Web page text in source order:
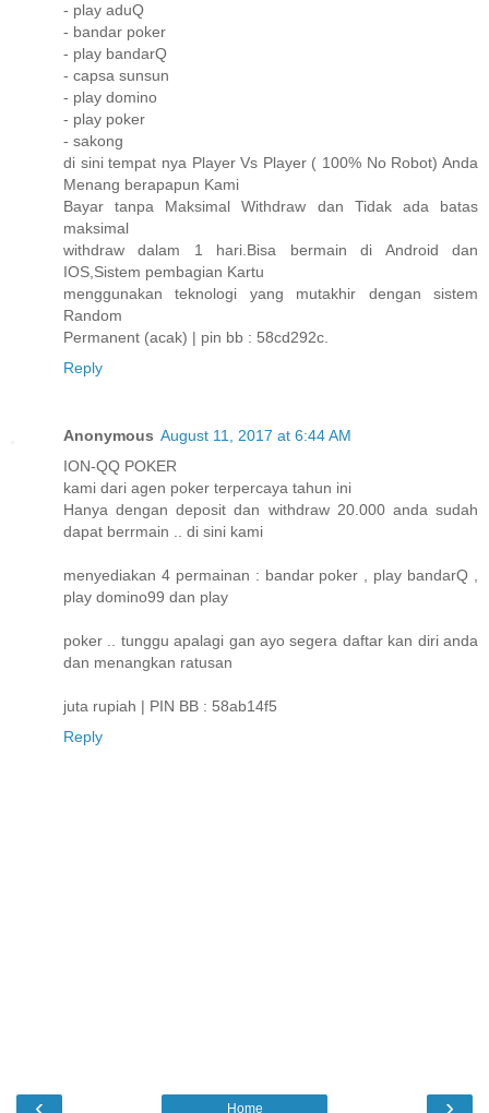
- play aduQ
- bandar poker
- play bandarQ
- capsa sunsun
- play domino
- play poker
- sakong
di sini tempat nya Player Vs Player ( 100% No Robot) Anda
Menang berapapun Kami
Bayar tanpa Maksimal Withdraw dan Tidak ada batas
maksimal
withdraw dalam 1 hari.Bisa bermain di Android dan
IOS,Sistem pembagian Kartu
menggunakan teknologi yang mutakhir dengan sistem
Random
Permanent (acak) | pin bb : 58cd292c.
Reply
Anonymous August 11, 2017 at 6:44 AM
ION-QQ POKER
kami dari agen poker terpercaya tahun ini
Hanya dengan deposit dan withdraw 20.000 anda sudah
dapat berrmain .. di sini kami
menyediakan 4 permainan : bandar poker , play bandarQ ,
play domino99 dan play
poker .. tunggu apalagi gan ayo segera daftar kan diri anda
dan menangkan ratusan
juta rupiah | PIN BB : 58ab14f5
Reply
‹ ›
Home